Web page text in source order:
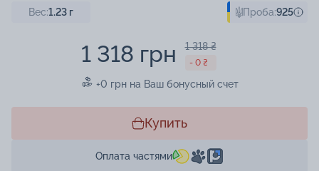
Вес:1.23 г Проба:925
1 318 грн 1 318 ₴
- 0 ₴
+0 грн на Ваш бонусный счет
Купить
Оплата частями